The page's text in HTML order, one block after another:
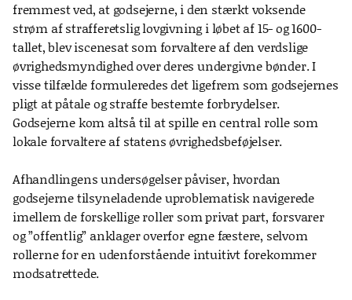
fremmest ved, at godsejerne, i den stærkt voksende
strøm af strafferetslig lovgivning i løbet af 15- og 1600-
tallet, blev iscenesat som forvaltere af den verdslige
øvrighedsmyndighed over deres undergivne bønder. I
visse tilfælde formuleredes det ligefrem som godsejernes
pligt at påtale og straffe bestemte forbrydelser.
Godsejerne kom altså til at spille en central rolle som
lokale forvaltere af statens øvrighedsbeføjelser.
Afhandlingens undersøgelser påviser, hvordan
godsejerne tilsyneladende uproblematisk navigerede
imellem de forskellige roller som privat part, forsvarer
og ”offentlig” anklager overfor egne fæstere, selvom
rollerne for en udenforstående intuitivt forekommer
modsatrettede.